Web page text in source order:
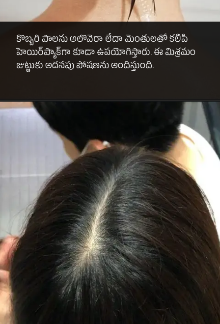
కొబ్బరి పాలను అలొవెరా లేదా మెంతులతో కలిపి
హెయిర్‌ప్యాక్‌గా కూడా ఉపయోగిస్తారు. ఈ మిశ్రమం
జుట్టుకు అదనపు పోషణను అందిస్తుంది.